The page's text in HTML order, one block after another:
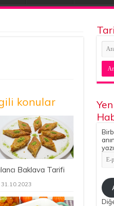
konular
Baklava Tarifi
31.10.2023
E-